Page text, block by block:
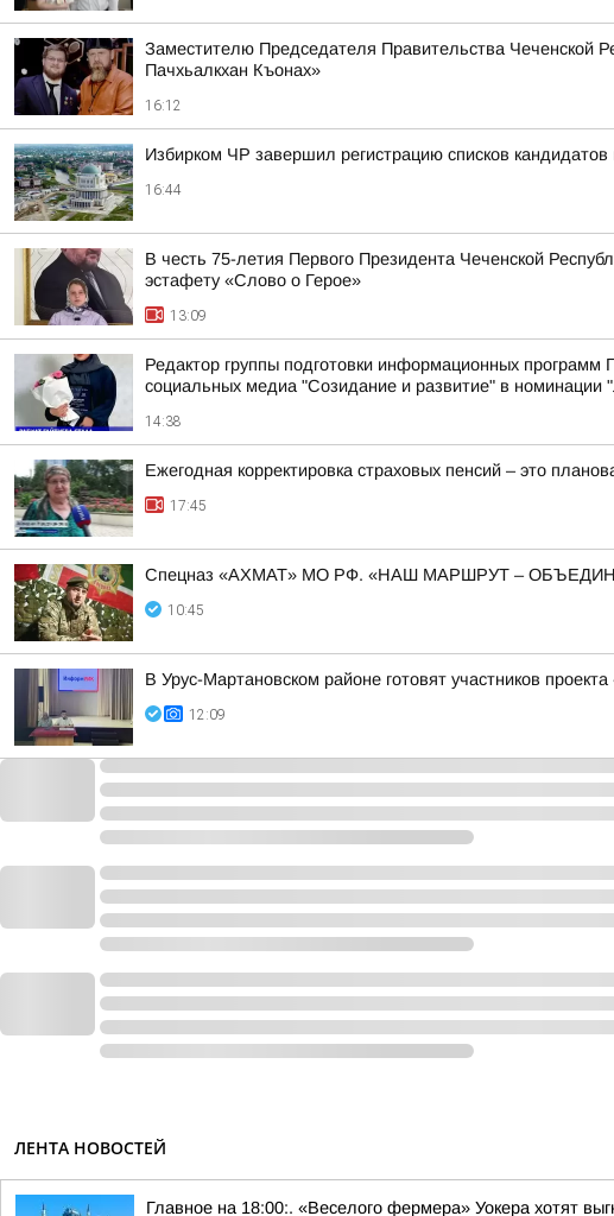
Заместителю Председателя Правительства Чеченской
Пачхьалкхан Къонах»
16:12
Избирком ЧР завершил регистрацию списков
16:44
В честь 75-летия Первого Президента Чеченской
эстафету «Слово о Герое»
13:09
Редактор группы подготовки информационных
социальных медиа "Созидание и развитие" в номинации
14:38
Ежегодная корректировка страховых пенсий – это
17:45
Спецназ «АХМАТ» МО РФ. «НАШ МАРШРУТ –
10:45
В Урус-Мартановском районе готовят участников
12:09
ЛЕНТА НОВОСТЕЙ
Главное на 18:00:. «Веселого фермера» Уокера хотят